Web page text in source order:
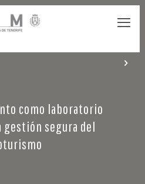
como laboratorio
gestión segura del